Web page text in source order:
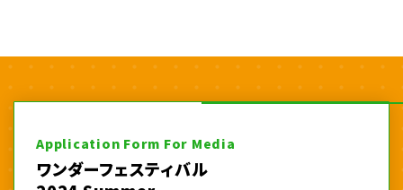
Application Form For Media
ワンダーフェスティバル